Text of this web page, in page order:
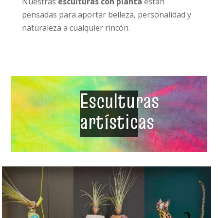
pensadas para aportar belleza, personalidad y
naturaleza a cualquier rincón.
Esculturas
artísticas